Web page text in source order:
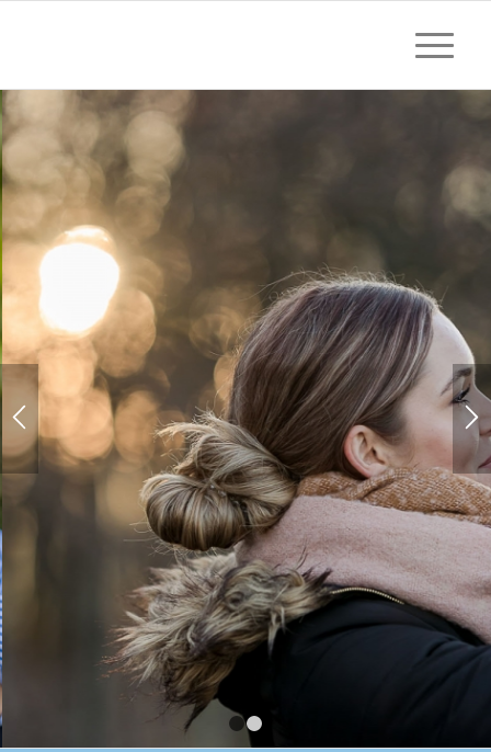
die gemeinsame Zeit in tollen
Bilder verewigen
Zuhause, im Grünen oder an ungewöhnlichen
Locations, ungezwungen und natürlich